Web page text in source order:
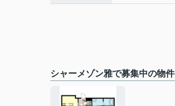
シャーメゾン雅で募集中の物件